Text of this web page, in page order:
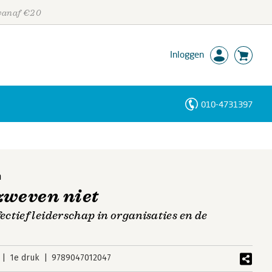
€20
Inloggen
010-4731397
niet
leiderschap in organisaties en de
1e druk 9789047012047
Personen